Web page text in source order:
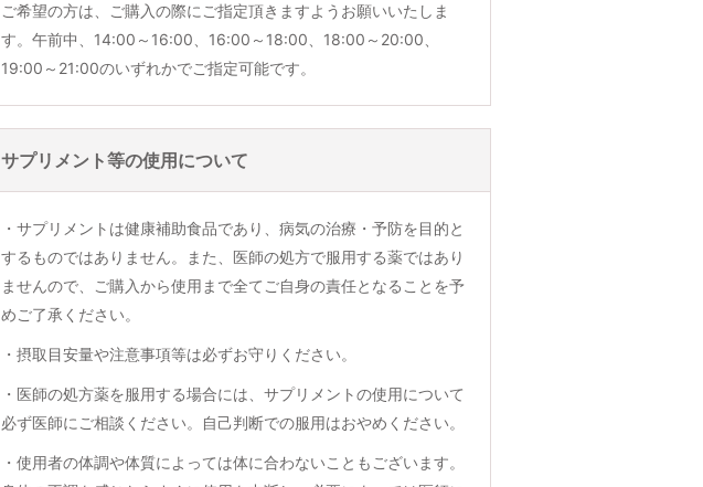
ご希望の方は、ご購入の際にご指定頂きますようお願いいたしま
す。午前中、14:00～16:00、16:00～18:00、18:00～20:00、
19:00～21:00のいずれかでご指定可能です。
サプリメント等の使用について
・サプリメントは健康補助食品であり、病気の治療・予防を目的と
するものではありません。また、医師の処方で服用する薬ではあり
ませんので、ご購入から使用まで全てご自身の責任となることを予
めご了承ください。
・摂取目安量や注意事項等は必ずお守りください。
・医師の処方薬を服用する場合には、サプリメントの使用について
必ず医師にご相談ください。自己判断での服用はおやめください。
・使用者の体調や体質によっては体に合わないこともございます。